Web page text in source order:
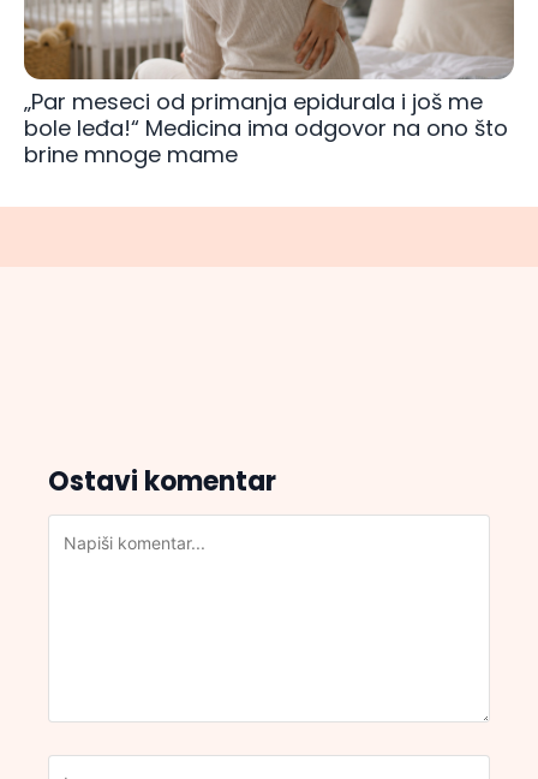
„Par meseci od primanja epidurala i još me
bole leđa!“ Medicina ima odgovor na ono što
brine mnoge mame
Ostavi komentar